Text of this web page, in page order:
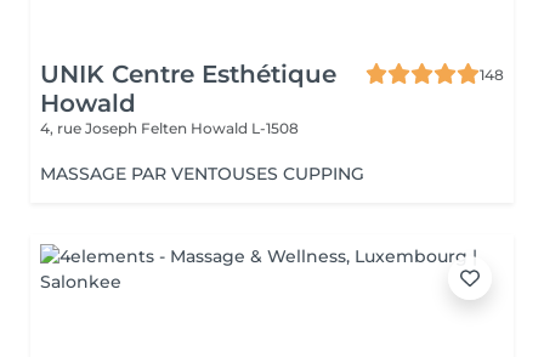
UNIK Centre Esthétique
Howald
148
4, rue Joseph Felten Howald L-1508
MASSAGE PAR VENTOUSES CUPPING